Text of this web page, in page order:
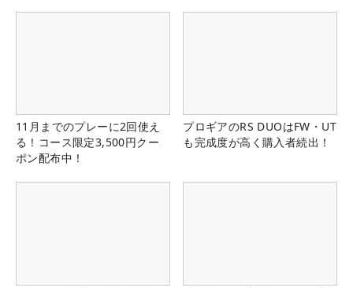
11月までのプレーに2回使え
る！コース限定3,500円クー
ポン配布中！
プロギアのRS DUOはFW・UT
も完成度が高く購入者続出！